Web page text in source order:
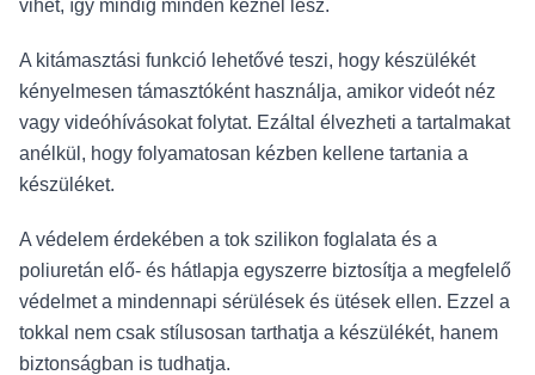
vihet, így mindig minden kéznél lesz.
A kitámasztási funkció lehetővé teszi, hogy készülékét
kényelmesen támasztóként használja, amikor videót néz
vagy videóhívásokat folytat. Ezáltal élvezheti a tartalmakat
anélkül, hogy folyamatosan kézben kellene tartania a
készüléket.
A védelem érdekében a tok szilikon foglalata és a
poliuretán elő- és hátlapja egyszerre biztosítja a megfelelő
védelmet a mindennapi sérülések és ütések ellen. Ezzel a
tokkal nem csak stílusosan tarthatja a készülékét, hanem
biztonságban is tudhatja.